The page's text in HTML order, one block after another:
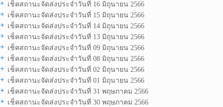
เช็คสถานะจัดส่งประจำวันที่ 16 มิถุนายน 2566
เช็คสถานะจัดส่งประจำวันที่ 15 มิถุนายน 2566
เช็คสถานะจัดส่งประจำวันที่ 14 มิถุนายน 2566
เช็คสถานะจัดส่งประจำวันที่ 13 มิถุนายน 2566
เช็คสถานะจัดส่งประจำวันที่ 09 มิถุนายน 2566
เช็คสถานะจัดส่งประจำวันที่ 08 มิถุนายน 2566
เช็คสถานะจัดส่งประจำวันที่ 02 มิถุนายน 2566
เช็คสถานะจัดส่งประจำวันที่ 01 มิถุนายน 2566
เช็คสถานะจัดส่งประจำวันที่ 31 พฤษภาคม 2566
เช็คสถานะจัดส่งประจำวันที่ 30 พฤษภาคม 2566